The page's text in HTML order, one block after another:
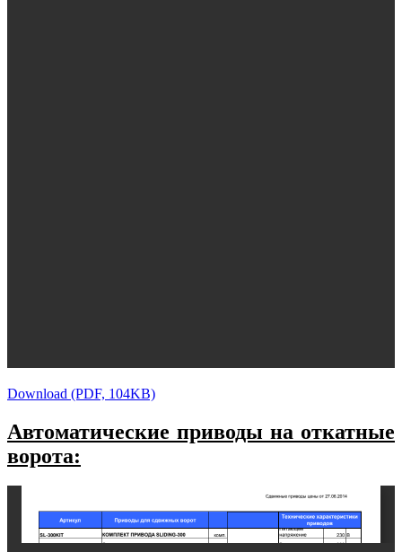
Download (PDF, 104KB)
Автоматические приводы на откатные
ворота: